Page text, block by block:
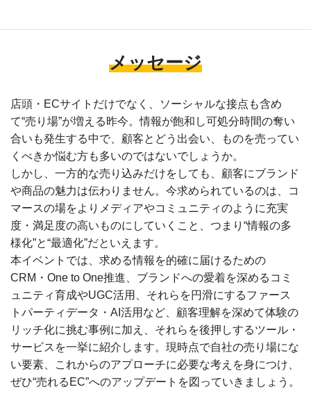
メッセージ
店頭・ECサイトだけでなく、ソーシャルな接点も含め
て“売り場”が増える昨今。情報が飽和し可処分時間の奪い
合いも発生する中で、顧客とどう出会い、ものを売ってい
くべきか悩む方も多いのではないでしょうか。
しかし、一方的な売り込みだけをしても、顧客にブランド
や商品の魅力は伝わりません。今求められているのは、コ
マースの場をよりメディアやコミュニティのように充実
度・満足度の高いものにしていくこと、つまり“情報の多
様化”と“最適化”だといえます。
本イベントでは、求める情報を的確に届けるための
CRM・One to One推進、ブランドへの愛着を深めるコミ
ュニティ育成やUGC活用、それらを円滑にするファース
トパーティデータ・AI活用など、顧客理解を深めて体験の
リッチ化に挑む事例に加え、それらを後押しするツール・
サービスを一挙に紹介します。現時点で自社の売り場にな
い要素、これからのアプローチに必要な考えを身につけ、
ぜひ“売れるEC”へのアップデートを図っていきましょう。